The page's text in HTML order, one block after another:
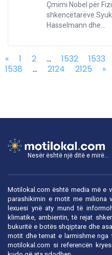
Çmimi Nobel për
shkencëtarëve
Hasselmann dhe...
« 1 2 ... 1532 1533
1538
... 2124 2125 »
Nesër është një ditë e mirë...
Motilokal.com është media më e
parashikimin e motit me miliona
lexuesi ynë aty mund të
klimatike, ambientin, të rejat
bukuritë e botës shqiptare dhe
motit dhe temat e larmishme nga
motilokal.com si referencën